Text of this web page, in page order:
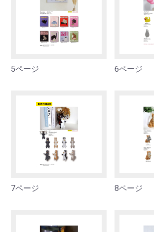
5ページ 6ページ
7ページ 8ページ